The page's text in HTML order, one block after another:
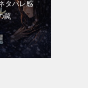
タバレ感
罠